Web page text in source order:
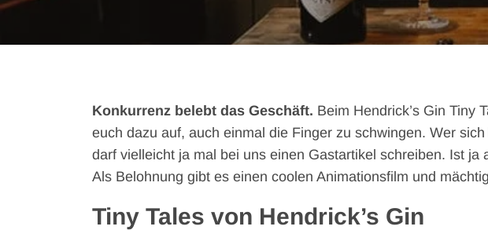
Konkurrenz belebt das Geschäft. Beim Hendrick’s Gin Tiny
euch dazu auf, auch einmal die Finger zu schwingen. Wer
darf vielleicht ja mal bei uns einen Gastartikel schreiben. Ist ja
Als Belohnung gibt es einen coolen Animationsfilm und
Tiny Tales von Hendrick’s Gin